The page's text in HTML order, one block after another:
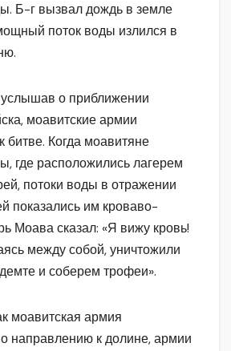
Б-г вызвал дождь в земле
поток воды излился в
о приближении
моавитские армии
битве. Когда моавитяне
где расположились лагерем
потоки воды в отражении
показались им кроваво-
Моава сказал: «Я вижу кровь!
между собой, уничтожили
и соберем трофеи».
моавитская армия
направлению к долине, армии